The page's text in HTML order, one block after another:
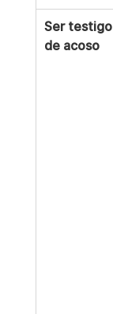
Ser testigo
de acoso